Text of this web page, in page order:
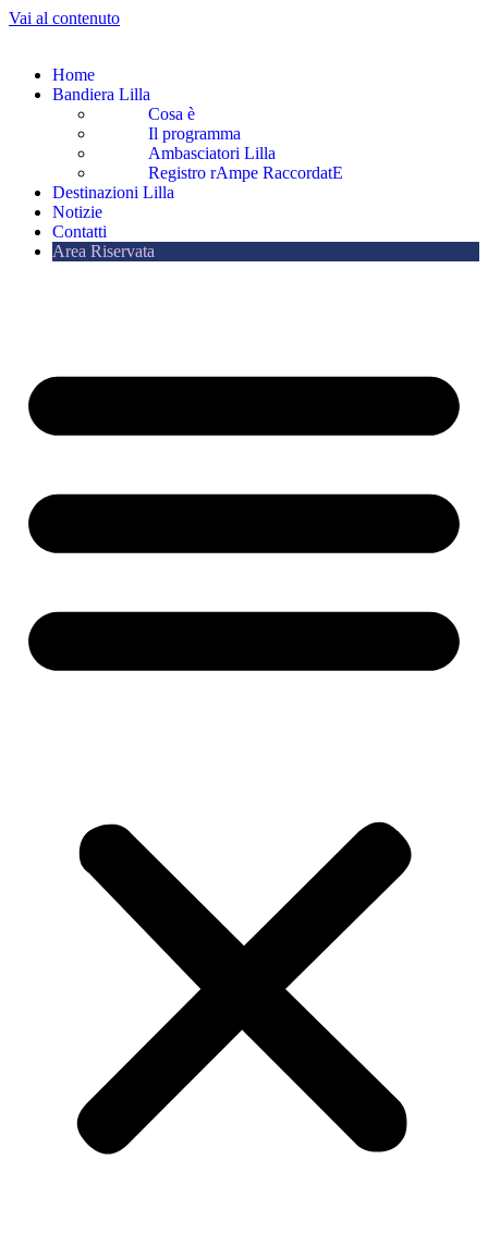
Vai al contenuto
Home
Bandiera Lilla
Cosa è
Il programma
Ambasciatori Lilla
Registro rAmpe RaccordatE
Destinazioni Lilla
Notizie
Contatti
Area Riservata